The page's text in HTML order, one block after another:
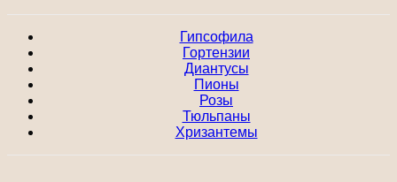
Гипсофила
Гортензии
Диантусы
Пионы
Розы
Тюльпаны
Хризантемы